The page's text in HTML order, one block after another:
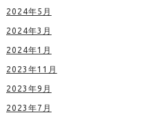
2024年5月
2024年3月
2024年1月
2023年11月
2023年9月
2023年7月